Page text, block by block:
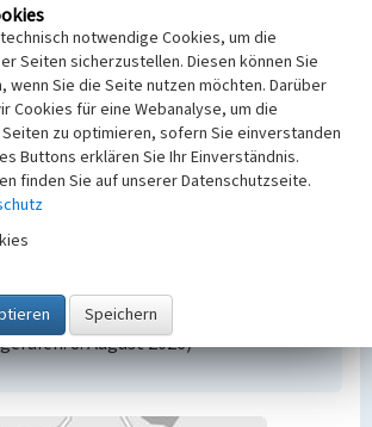
Hinweis
Inhalt steht unter der freien
2.0 (Namensnennung). Die
unterliegen möglicherweise
Bedingungen, die
sind.
In: KuLaDig,
URL:
Objektansicht/BKM-
8. August 2026)
notwendige Cookies, um die
Seiten sicherzustellen. Diesen können Sie
wenn Sie die Seite nutzen möchten. Darüber
Cookies für eine Webanalyse, um die
zu optimieren, sofern Sie einverstanden
Buttons erklären Sie Ihr Einverständnis.
finden Sie auf unserer Datenschutzseite.